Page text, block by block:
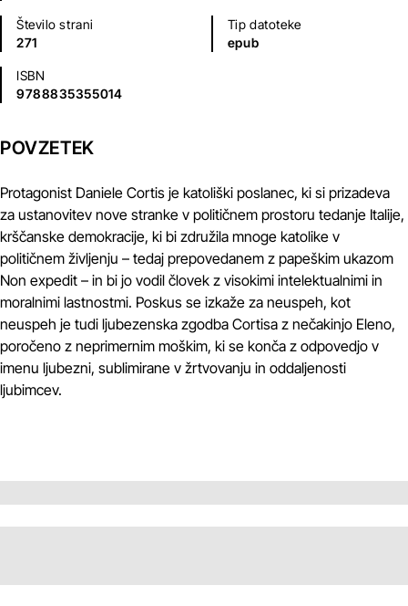
Število strani
271
Tip datoteke
epub
ISBN
9788835355014
POVZETEK
Protagonist Daniele Cortis je katoliški poslanec, ki si prizadeva
za ustanovitev nove stranke v političnem prostoru tedanje Italije,
krščanske demokracije, ki bi združila mnoge katolike v
političnem življenju – tedaj prepovedanem z papeškim ukazom
Non expedit – in bi jo vodil človek z visokimi intelektualnimi in
moralnimi lastnostmi. Poskus se izkaže za neuspeh, kot
neuspeh je tudi ljubezenska zgodba Cortisa z nečakinjo Eleno,
poročeno z neprimernim moškim, ki se konča z odpovedjo v
imenu ljubezni, sublimirane v žrtvovanju in oddaljenosti
ljubimcev.